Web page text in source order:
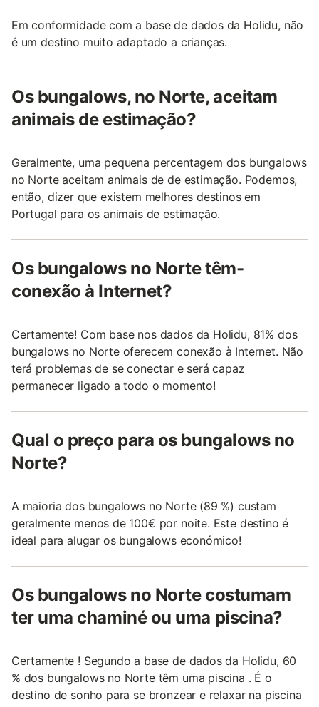
Em conformidade com a base de dados da Holidu, não
é um destino muito adaptado a crianças.
Os bungalows, no Norte, aceitam
animais de estimação?
Geralmente, uma pequena percentagem dos bungalows
no Norte aceitam animais de de estimação. Podemos,
então, dizer que existem melhores destinos em
Portugal para os animais de estimação.
Os bungalows no Norte têm-
conexão à Internet?
Certamente! Com base nos dados da Holidu, 81% dos
bungalows no Norte oferecem conexão à Internet. Não
terá problemas de se conectar e será capaz
permanecer ligado a todo o momento!
Qual o preço para os bungalows no
Norte?
A maioria dos bungalows no Norte (89 %) custam
geralmente menos de 100€ por noite. Este destino é
ideal para alugar os bungalows económico!
Os bungalows no Norte costumam
ter uma chaminé ou uma piscina?
Certamente ! Segundo a base de dados da Holidu, 60
% dos bungalows no Norte têm uma piscina . É o
destino de sonho para se bronzear e relaxar na piscina